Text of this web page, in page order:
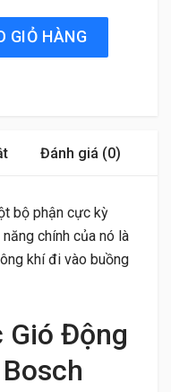
đến 2018) Bosch
GIỎ HÀNG
Đánh giá (0)
bộ phận cực kỳ
chính của nó là
khí đi vào buồng
Gió Động